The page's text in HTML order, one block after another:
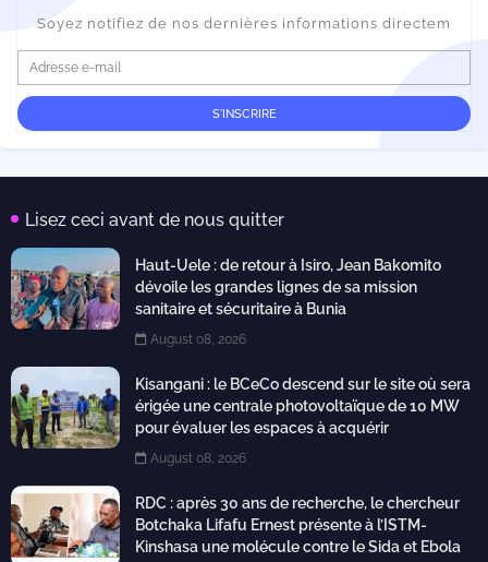
Soyez notifiez de nos dernières informations directem
Lisez ceci avant de nous quitter
Haut-Uele : de retour à Isiro, Jean Bakomito
dévoile les grandes lignes de sa mission
sanitaire et sécuritaire à Bunia
August 08, 2026
Kisangani : le BCeCo descend sur le site où sera
érigée une centrale photovoltaïque de 10 MW
pour évaluer les espaces à acquérir
August 08, 2026
RDC : après 30 ans de recherche, le chercheur
Botchaka Lifafu Ernest présente à l’ISTM-
Kinshasa une molécule contre le Sida et Ebola